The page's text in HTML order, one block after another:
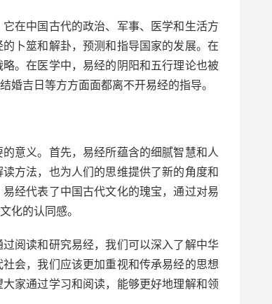
在中国古代的政治、军事、医学和生活方
卜筮和解卦，预测和指导国家的发展。在
。在医学中，易经的阴阳和五行理论也被
婚吉日等方方面面都离不开易经的指导。
意义。首先，易经所蕴含的细腻智慧和人
方法，也为人们的思维提供了新的角度和
经代表了中国古代文化的瑰宝，通过对易
化的认同感。
阅读和研究易经，我们可以深入了解中华
会，我们应该更加重视和传承易经的思想
家通过学习和阅读，能够更好地理解和领